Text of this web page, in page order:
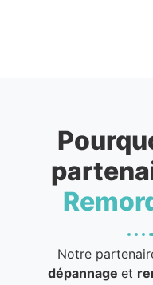
Notre
dépannageet